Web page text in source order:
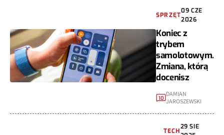
SPRZĘT
09 CZE
2026
Koniec z
trybem
samolotowym.
Zmiana, którą
docenisz
10 DAMIAN
JAROSZEWSKI
TECH
29 SIE